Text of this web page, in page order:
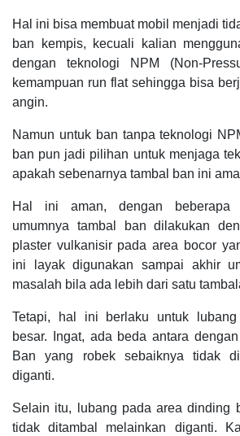
Hal ini bisa membuat mobil menjadi
ban kempis, kecuali kalian
dengan teknologi NPM (Non-
kemampuan run flat sehingga bisa
angin.
Namun untuk ban tanpa teknologi
ban pun jadi pilihan untuk menjaga
apakah sebenarnya tambal ban ini
Hal ini aman, dengan beberapa
umumnya tambal ban dilakukan
plaster vulkanisir pada area bocor
ini layak digunakan sampai akhir
masalah bila ada lebih dari satu
Tetapi, hal ini berlaku untuk
besar. Ingat, ada beda antara
Ban yang robek sebaiknya tidak
diganti.
Selain itu, lubang pada area dinding
tidak ditambal melainkan diganti.